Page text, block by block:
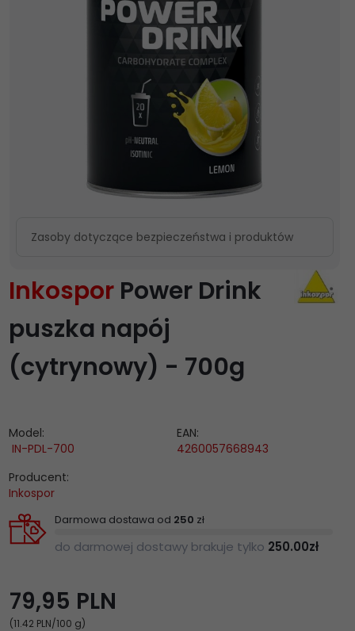
Inkospor Power Drink
puszka napój
(cytrynowy) - 700g
Zasoby dotyczące bezpieczeństwa i produktów
Model:
IN-PDL-700
EAN:
4260057668943
Producent:
Inkospor
Darmowa dostawa od 250 zł
do darmowej dostawy brakuje tylko 250.00zł
79,95 PLN
(11.42 PLN/100 g)